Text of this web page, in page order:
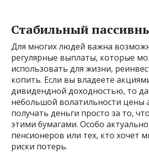
Стабильный
Для многих людей важна
регулярные выплаты, которые
использовать для жизни,
копить. Если вы владеете
дивидендной доходностью, то
небольшой волатильности цены
получать деньги просто за то,
этими бумагами. Особо
пенсионеров или тех, кто хочет
риски потерь.